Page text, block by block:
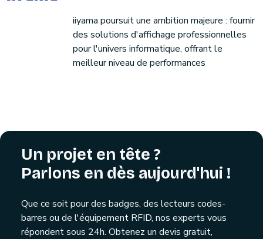
iiyama poursuit une ambition majeure : fournir
des solutions d'affichage professionnelles
pour l'univers informatique, offrant le
meilleur niveau de performances
Un projet en tête ?
Parlons en dès aujourd'hui !
Que ce soit pour des badges, des lecteurs codes-
barres ou de l'équipement RFID, nos experts vous
répondent sous 24h. Obtenez un devis gratuit,